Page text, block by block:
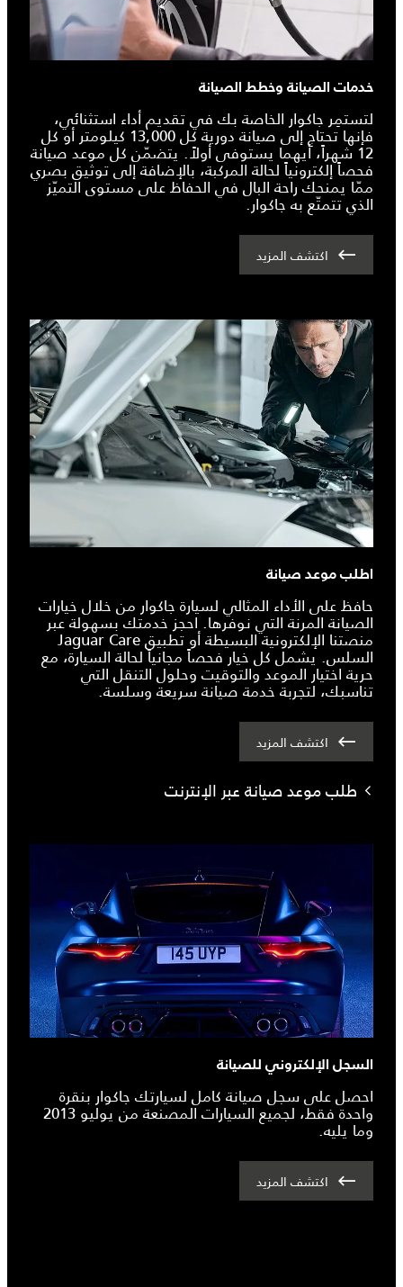
خدمات الصيانة وخطط الصيانة
لتستمِر جاكوار الخاصة بك في تقديم أداء استثنائي،
فإنها تحتاج إلى صيانة دورية كل 13,000 كيلومتر أو كل
12 شهراً، أيهما يستوفى أولاً. يتضمّن كل موعد صيانة
فحصاً إلكترونياً لحالة المركبة، بالإضافة إلى توثيق بصري
ممّا يمنحك راحة البال في الحفاظ على مستوى التميّز
الذي تتمتّع به جاكوار.
اكتشف المزيد
اطلب موعد صيانة
حافظ على الأداء المثالي لسيارة جاكوار من خلال خيارات
الصيانة المرنة التي نوفرها. احجز خدمتك بسهولة عبر
منصتنا الإلكترونية البسيطة أو تطبيق Jaguar Care
السلس. يشمل كل خيار فحصاً مجانياً لحالة السيارة، مع
حرية اختيار الموعد والتوقيت وحلول التنقل التي
تناسبك، لتجربة خدمة صيانة سريعة وسلسة.
اكتشف المزيد
طلب موعد صيانة عبر الإنترنت
السجل الإلكتروني للصيانة
احصل على سجل صيانة كامل لسيارتك جاكوار بنقرة
واحدة فقط، لجميع السيارات المصنعة من يوليو 2013
وما يليه.
اكتشف المزيد